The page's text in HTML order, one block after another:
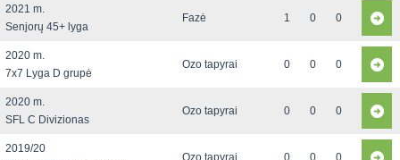
2021 m.
Senjorų 45+ lyga
Fazė 1 0 0
2020 m.
7x7 Lyga D grupė
Ozo tapyrai 0 0 0
2020 m.
SFL C Divizionas
Ozo tapyrai 0 0 0
2019/20